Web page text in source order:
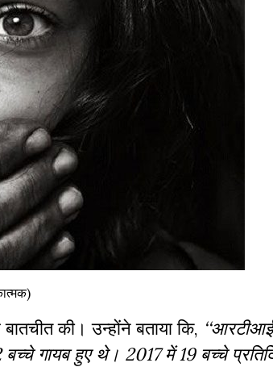
की। उन्होंने बताया कि,
गायब हुए थे। 2017 में 19 बच्चे